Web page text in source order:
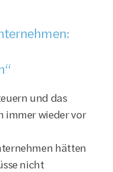
und das
immer wieder vor
hätten
nicht